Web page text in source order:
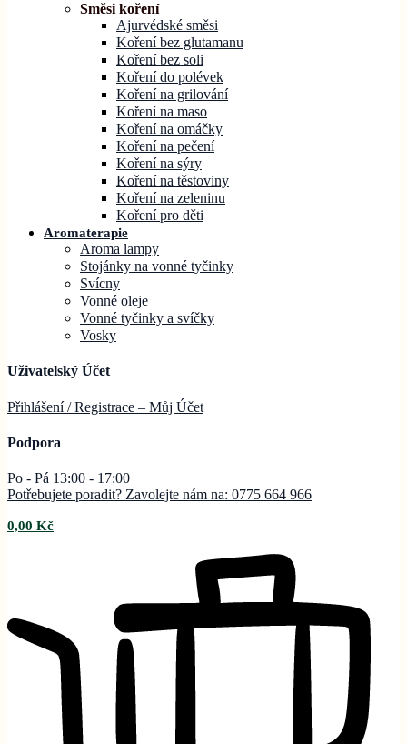
Směsi koření
Ajurvédské směsi
Koření bez glutamanu
Koření bez soli
Koření do polévek
Koření na grilování
Koření na maso
Koření na omáčky
Koření na pečení
Koření na sýry
Koření na těstoviny
Koření na zeleninu
Koření pro děti
Aromaterapie
Aroma lampy
Stojánky na vonné tyčinky
Svícny
Vonné oleje
Vonné tyčinky a svíčky
Vosky
Uživatelský Účet
Přihlášení / Registrace – Můj Účet
Podpora
Po - Pá 13:00 - 17:00
Potřebujete poradit? Zavolejte nám na: 0775 664 966
0,00 Kč